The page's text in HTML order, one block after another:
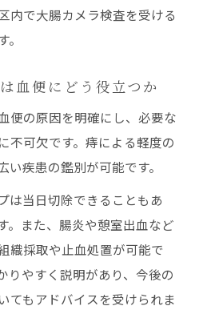
内で大腸カメラ検査を受ける
血便にどう役立つか
便の原因を明確にし、必要な
不可欠です。痔による軽度の
疾患の鑑別が可能です。
は当日切除できることもあ
。また、腸炎や憩室出血など
織採取や止血処置が可能で
りやすく説明があり、今後の
てもアドバイスを受けられま